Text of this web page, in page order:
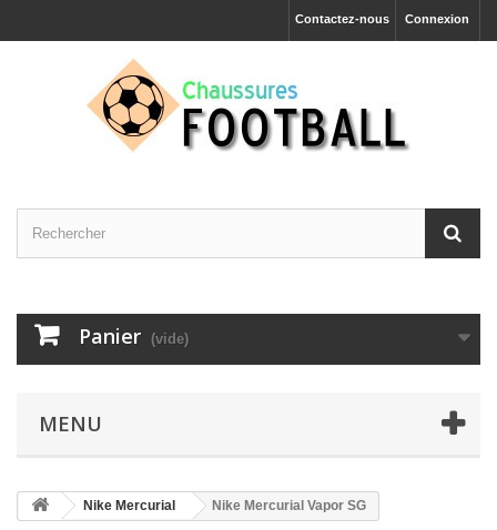
Connexion
Contactez-nous
Panier (vide)
MENU
Nike Mercurial Nike Mercurial Vapor SG